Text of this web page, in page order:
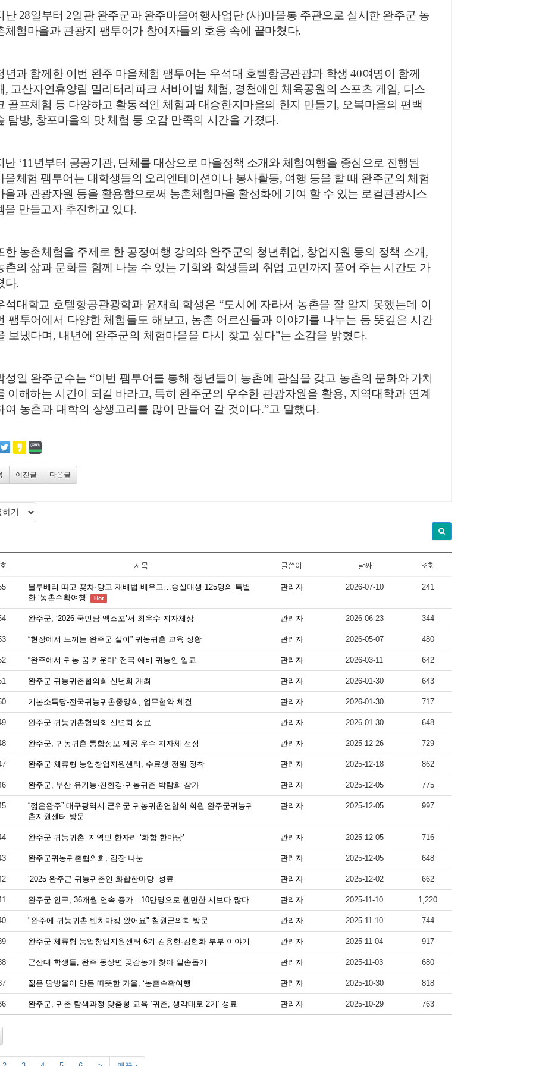
난 28일부터 2일관 완주군과 완주마을여행사업단(사)마을통 주관으로 실시한 완주군 농
체험마을과 관광지 팸투어가 참여자들의 호응 속에 끝마쳤다.
년과 함께한 이번 완주 마을체험 팸투어는 우석대 호텔항공관광과 학생40여명이 함께
, 고산자연휴양림 밀리터리파크 서바이벌 체험, 경천애인 체육공원의 스포츠 게임, 디스
골프체험 등 다양하고 활동적인 체험과 대승한지마을의 한지 만들기 , 오복마을의 편백
탐방, 창포마을의 맛 체험 등 오감 만족의 시간을 가졌다.
난 ‘11 년부터 공공기관, 단체를 대상으로 마을정책 소개와 체험여행을 중심으로 진행된
을체험 팸투어는 대학생들의 오리엔테이션이나 봉사활동, 여행 등을 할 때 완주군의 체험
을과 관광자원 등을 활용함으로써 농촌체험마을 활성화에 기여 할 수 있는 로컬관광시스
을 만들고자 추진하고 있다.
한 농촌체험을 주제로 한 공정여행 강의와 완주군의 청년취업, 창업지원 등의 정책 소개 ,
촌의 삶과 문화를 함께 나눌 수 있는 기회와 학생들의 취업 고민까지 풀어 주는 시간도 가
다.
석대학교 호텔항공관광학과 윤재희 학생은 “도시에 자라서 농촌을 잘 알지 못했는데 이
팸투어에서 다양한 체험들도 해보고, 농촌 어르신들과 이야기를 나누는 등 뜻깊은 시간
보냈다며 , 내년에 완주군의 체험마을을 다시 찾고 싶다”는 소감을 밝혔다.
성일 완주군수는 “이번 팸투어를 통해 청년들이 농촌에 관심을 갖고 농촌의 문화와 가치
이해하는 시간이 되길 바라고, 특히 완주군의 우수한 관광자원을 활용, 지역대학과 연계
여 농촌과 대학의 상생고리를 많이 만들어 갈 것이다.”고 말했다.
이전글 다음글
제목 글쓴이 날짜 조회
블루베리 따고 꽃차·망고 재배법 배우고…숭실대생 125명의 특별
한 ‘농촌수확여행’
Hot
관리자 2026-07-10 241
완주군, ‘2026 국민팜 엑스포’서 최우수 지자체상 관리자 2026-06-23 344
“현장에서 느끼는 완주군 살이” 귀농귀촌 교육 성황 관리자 2026-05-07 480
“완주에서 귀농 꿈 키운다” 전국 예비 귀농인 입교 관리자 2026-03-11 642
완주군 귀농귀촌협의회 신년회 개최 관리자 2026-01-30 643
기본소득당-전국귀농귀촌중앙회, 업무협약 체결 관리자 2026-01-30 717
완주군 귀농귀촌협의회 신년회 성료 관리자 2026-01-30 648
완주군, 귀농귀촌 통합정보 제공 우수 지자체 선정 관리자 2025-12-26 729
완주군 체류형 농업창업지원센터, 수료생 전원 정착 관리자 2025-12-18 862
완주군, 부산 유기농·친환경·귀농귀촌 박람회 참가 관리자 2025-12-05 775
“젊은완주” 대구광역시 군위군 귀농귀촌연합회 회원 완주군귀농귀
촌지원센터 방문
관리자 2025-12-05 997
완주군 귀농귀촌–지역민 한자리 ‘화합 한마당’ 관리자 2025-12-05 716
완주군귀농귀촌협의회, 김장 나눔 관리자 2025-12-05 648
‘2025 완주군 귀농귀촌인 화합한마당’ 성료 관리자 2025-12-02 662
완주군 인구, 36개월 연속 증가…10만명으로 웬만한 시보다 많다 관리자 2025-11-10 1,220
"완주에 귀농귀촌 벤치마킹 왔어요" 철원군의회 방문 관리자 2025-11-10 744
완주군 체류형 농업창업지원센터 6기 김용현·김현화 부부 이야기 관리자 2025-11-04 917
군산대 학생들, 완주 동상면 곶감농가 찾아 일손돕기 관리자 2025-11-03 680
젊은 땀방울이 만든 따뜻한 가을, ‘농촌수확여행’ 관리자 2025-10-30 818
완주군, 귀촌 탐색과정 맞춤형 교육 ‘귀촌, 생각대로 2기’ 성료 관리자 2025-10-29 763